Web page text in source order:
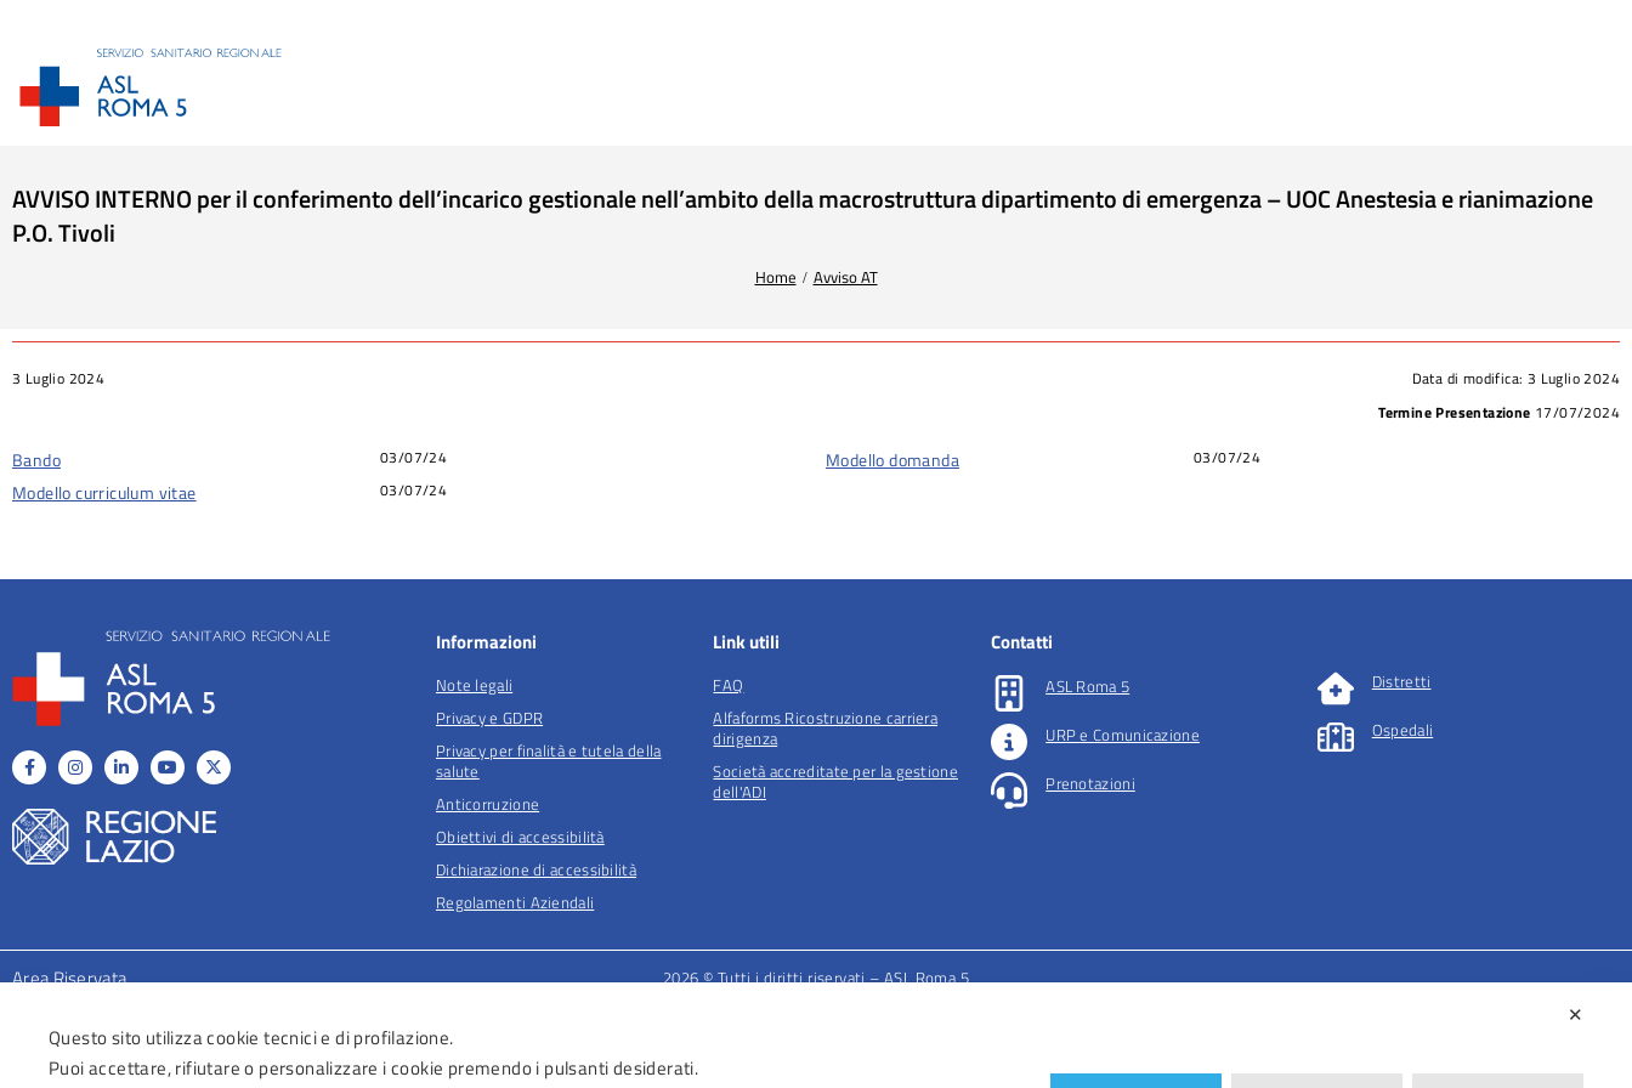
AVVISO INTERNO per il conferimento dell’incarico gestionale nell’ambito della macrostruttura dipartimento di emergenza – UOC Anestesia e rianimazione
P.O. Tivoli
Home Avviso AT
Data di modifica: 3 Luglio 2024
3 Luglio 2024
Termine Presentazione 17/07/2024
Bando 03/07/24
Modello curriculum vitae 03/07/24
Modello domanda 03/07/24
Informazioni
Note legali
Privacy e GDPR
Privacy per finalità e tutela della
salute
Anticorruzione
Obiettivi di accessibilità
Dichiarazione di accessibilità
Regolamenti Aziendali
Link utili
FAQ
Alfaforms Ricostruzione carriera
dirigenza
Società accreditate per la gestione
dell'ADI
Contatti
ASL Roma 5
URP e Comunicazione
Prenotazioni
Distretti
Ospedali
Area Riservata 2026 © Tutti i diritti riservati – ASL Roma 5
✕
Questo sito utilizza cookie tecnici e di profilazione.
Puoi accettare, rifiutare o personalizzare i cookie premendo i pulsanti desiderati.